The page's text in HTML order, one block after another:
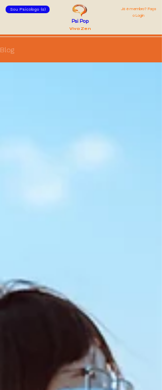
Sou Psicólogo (a)
Já é membro? Faça
o Login
Psi Pop
Viva Zen
Blog